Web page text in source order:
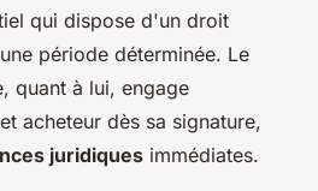
qui dispose d'un droit
période déterminée. Le
quant à lui, engage
acheteur dès sa signature,
juridiques immédiates.